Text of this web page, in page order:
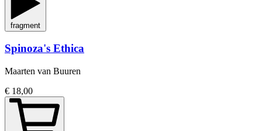
fragment
Spinoza's Ethica
Maarten van Buuren
€ 18,00